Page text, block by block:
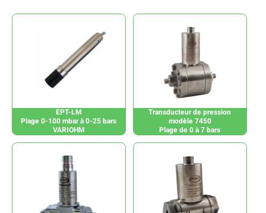
EPT-LM
Plage 0-100 mbar à 0-25 bars
VARIOHM
Transducteur de pression
modèle 7450
Plage de 0 à 7 bars